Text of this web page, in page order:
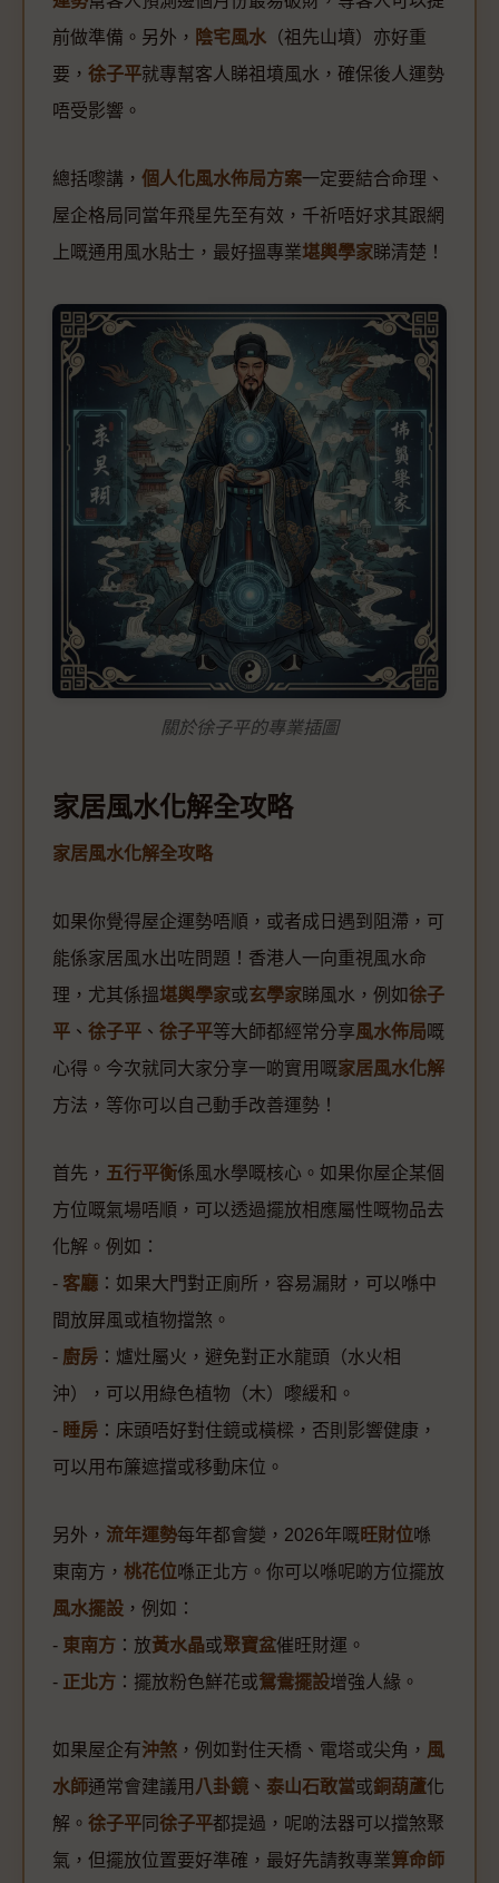
前做準備。另外， 陰宅風水 （祖先山墳）亦好重
要， 徐子平就專幫客人睇祖墳風水，確保後人運勢
唔受影響。
總括嚟講， 個人化風水佈局方案一定要結合命理、
屋企格局同當年飛星先至有效，千祈唔好求其跟網
上嘅通用風水貼士，最好搵專業堪輿學家睇清楚！
關於徐子平的專業插圖
家居風水化解全攻略
家居風水化解全攻略
如果你覺得屋企運勢唔順，或者成日遇到阻滯，可
能係家居風水出咗問題！香港人一向重視風水命
理，尤其係搵堪輿學家或玄學家睇風水，例如徐子
平 、 徐子平 、 徐子平等大師都經常分享風水佈局嘅
心得。今次就同大家分享一啲實用嘅家居風水化解
方法，等你可以自己動手改善運勢！
首先， 五行平衡係風水學嘅核心。如果你屋企某個
方位嘅氣場唔順，可以透過擺放相應屬性嘅物品去
化解。例如：
- 客廳 ：如果大門對正廁所，容易漏財，可以喺中
間放屏風或植物擋煞。
- 廚房 ：爐灶屬火，避免對正水龍頭（水火相
沖），可以用綠色植物（木）嚟緩和。
- 睡房 ：床頭唔好對住鏡或橫樑，否則影響健康，
可以用布簾遮擋或移動床位。
另外， 流年運勢每年都會變，2026年嘅 旺財位喺
東南方， 桃花位喺正北方。你可以喺呢啲方位擺放
風水擺設 ，例如：
- 東南方 ：放黃水晶或聚寶盆催旺財運。
- 正北方 ：擺放粉色鮮花或鴛鴦擺設增強人緣。
如果屋企有沖煞 ，例如對住天橋、電塔或尖角， 風
水師通常會建議用 八卦鏡 、 泰山石敢當或銅葫蘆化
解。 徐子平 同 徐子平都提過，呢啲法器可以擋煞聚
氣，但擺放位置要好準確，最好先請教專業算命師